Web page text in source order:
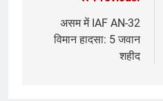
असम में IAF AN-32
विमान हादसा: 5 जवान
शहीद